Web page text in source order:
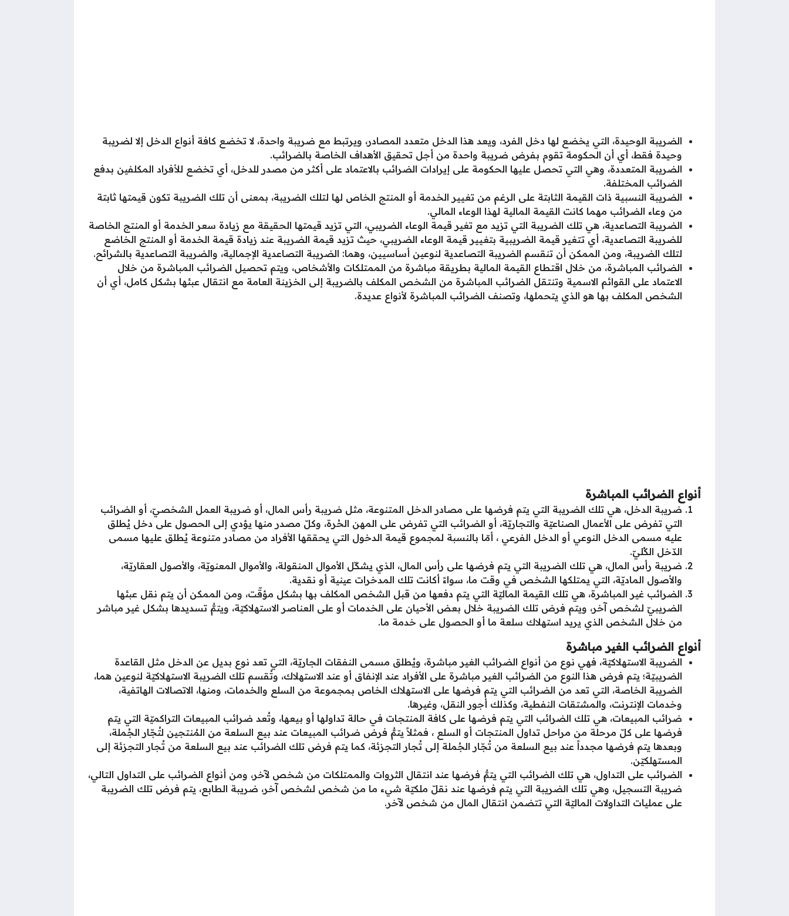
الضريبة الوحيدة، التي يخضع لها دخل الفرد، ويعد هذا الدخل متعدد المصادر، ويرتبط مع ضريبة واحدة، لا تخضع كافة أنواع الدخل إلا لضريبة
وحيدة فقط، أي أن الحكومة تقوم بفرض ضريبة واحدة من أجل تحقيق الأهداف الخاصة بالضرائب.
الضريبة المتعددة، وهي التي تحصل عليها الحكومة على إيرادات الضرائب بالاعتماد على أكثر من مصدر للدخل، أي تخضع للأفراد المكلفين بدفع
الضرائب المختلفة.
الضريبة النسبية ذات القيمة الثابتة على الرغم من تغيير الخدمة أو المنتج الخاص لها لتلك الضريبة، بمعنى أن تلك الضريبة تكون قيمتها ثابتة
من وعاء الضرائب مهما كانت القيمة المالية لهذا الوعاء المالي.
الضريبة التصاعدية، هي تلك الضريبة التي تزيد مع تغير قيمة الوعاء الضريبي، التي تزيد قيمتها الحقيقة مع زيادة سعر الخدمة أو المنتج الخاصة
للضريبة التصاعدية، أي تتغير قيمة الضريبية بتغيير قيمة الوعاء الضريبي، حيث تزيد قيمة الضريبة عند زيادة قيمة الخدمة أو المنتج الخاضع
لتلك الضريبة، ومن الممكن أن تنقسم الضريبة التصاعدية لنوعين أساسيين، وهما: الضريبة التصاعدية الإجمالية، والضريبة التصاعدية بالشرائح.
الضرائب المباشرة، من خلال اقتطاع القيمة المالية بطريقة مباشرة من الممتلكات والأشخاص، ويتم تحصيل الضرائب المباشرة من خلال
الاعتماد على القوائم الاسمية وتنتقل الضرائب المباشرة من الشخص المكلف بالضريبة إلى الخزينة العامة مع انتقال عبئها بشكل كامل، أي أن
الشخص المكلف بها هو الذي يتحملها، وتصنف الضرائب المباشرة لأنواع عديدة.
أنواع الضرائب المباشرة
ضريبة الدخل، هي تلك الضريبة التي يتم فرضها على مصادر الدخل المتنوعة، مثل ضريبة رأس المال، أو ضريبة العمل الشخصيّ، أو الضرائب
التي تفرض على الأعمال الصناعيّة والتجاريّة، أو الضرائب التي تفرض على المهن الحُرة، وكلّ مصدر منها يؤدي إلى الحصول على دخل يُطلق
عليه مسمى الدخل النوعي أو الدخل الفرعي ، أمّا بالنسبة لمجموع قيمة الدخول التي يحققها الأفراد من مصادر متنوعة يُطلق عليها مسمى
الدّخل الكُليّ.
ضريبة رأس المال، هي تلك الضريبة التي يتم فرضها على رأس المال، الذي يشكّل الأموال المنقولة، والأموال المعنويّة، والأصول العقاريّة،
والأصول الماديّة، التي يمتلكها الشخص في وقت ما، سواءً أكانت تلك المدخرات عينية أو نقدية.
الضرائب غير المباشرة، هي تلك القيمة الماليّة التي يتم دفعها من قبل الشخص المكلف بها بشكل مؤقّت، ومن الممكن أن يتم نقل عبئها
الضريبيّ لشخص آخر، ويتم فرض تلك الضريبة خلال بعض الأحيان على الخدمات أو على العناصر الاستهلاكيّة، ويتمُّ تسديدها بشكل غير مباشر
من خلال الشخص الذي يريد استهلاك سلعة ما أو الحصول على خدمة ما.
أنواع الضرائب الغير مباشرة
الضريبة الاستهلاكيّة، فهي نوع من أنواع الضرائب الغير مباشرة، ويُطلق مسمى النفقات الجاريّة، التي تعد نوع بديل عن الدخل مثل القاعدة
الضريبيّة؛ يتم فرض هذا النوع من الضرائب الغير مباشرة على الأفراد عند الإنفاق أو عند الاستهلاك، وتُقسم تلك الضريبة الاستهلاكيّة لنوعين هما،
الضريبة الخاصة، التي تعد من الضرائب التي يتم فرضها على الاستهلاك الخاص بمجموعة من السلع والخدمات، ومنها، الاتصالات الهاتفية،
وخدمات الإنترنت، والمشتقات النفطية، وكذلك أجور النقل، وغيرها.
ضرائب المبيعات، هي تلك الضرائب التي يتم فرضها على كافة المنتجات في حالة تداولها أو بيعها، وتُعد ضرائب المبيعات التراكميّة التي يتم
فرضها على كلّ مرحلة من مراحل تداول المنتجات أو السلع ، فمثلاً يتمُّ فرض ضرائب المبيعات عند بيع السلعة من المُنتجين لتُجّار الجُملة،
وبعدها يتم فرضها مجدداً عند بيع السلعة من تُجّار الجُملة إلى تُجار التجزئة، كما يتم فرض تلك الضرائب عند بيع السلعة من تُجار التجزئة إلى
المستهلكيّن.
الضرائب على التداول، هي تلك الضرائب التي يتمُّ فرضها عند انتقال الثروات والممتلكات من شخص لآخر، ومن أنواع الضرائب على التداول التالي،
ضريبة التسجيل، وهي تلك الضريبة التي يتم فرضها عند نقلّ ملكيّة شيء ما من شخص لشخص آخر، ضريبة الطابع، يتم فرض تلك الضريبة
على عمليات التداولات الماليّة التي تتضمن انتقال المال من شخص لآخر.